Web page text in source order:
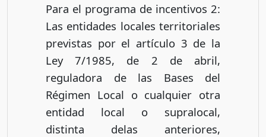
Para el programa de incentivos 2:
Las entidades locales territoriales
previstas por el artículo 3 de la
Ley 7/1985, de 2 de abril,
reguladora de las Bases del
Régimen Local o cualquier otra
entidad local o supralocal,
distinta delas anteriores,